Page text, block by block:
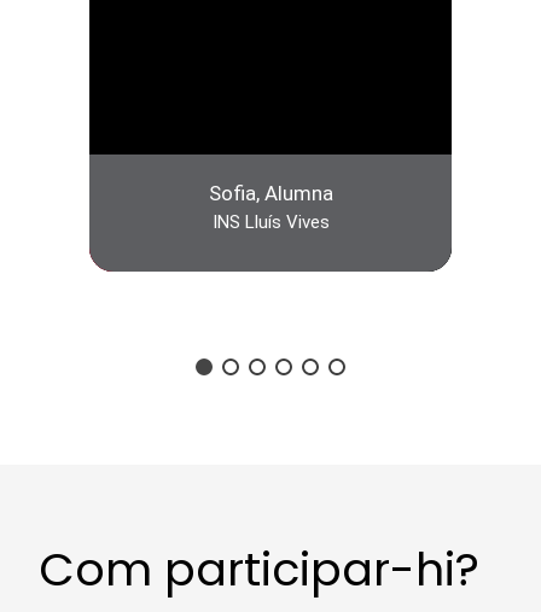
Sofia, Alumna
INS Lluís Vives
Com participar-hi?